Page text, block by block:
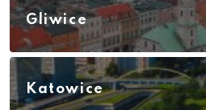
Gliwice
Katowice